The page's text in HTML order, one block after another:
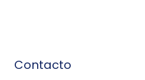
Contacto